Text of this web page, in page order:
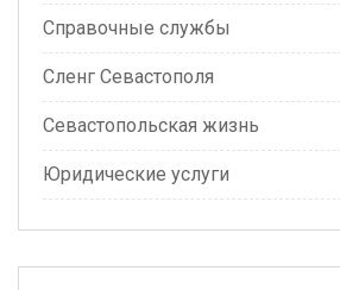
Справочные службы
Сленг Севастополя
Севастопольская жизнь
Юридические услуги